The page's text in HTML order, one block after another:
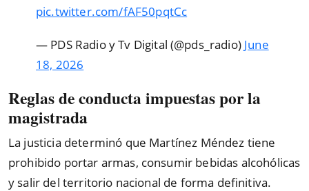
pic.twitter.com/fAF50pqtCc
— PDS Radio y Tv Digital (@pds_radio) June
18, 2026
Reglas de conducta impuestas por la
magistrada
La justicia determinó que Martínez Méndez tiene
prohibido portar armas, consumir bebidas alcohólicas
y salir del territorio nacional de forma definitiva.